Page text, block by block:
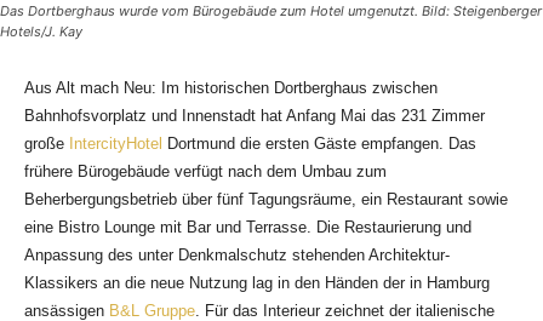
Das Dortberghaus wurde vom Bürogebäude zum Hotel umgenutzt. Bild: Steigenberger
Hotels/J. Kay
Aus Alt mach Neu: Im historischen Dortberghaus zwischen
Bahnhofsvorplatz und Innenstadt hat Anfang Mai das 231 Zimmer
große IntercityHotel Dortmund die ersten Gäste empfangen. Das
frühere Bürogebäude verfügt nach dem Umbau zum
Beherbergungsbetrieb über fünf Tagungsräume, ein Restaurant sowie
eine Bistro Lounge mit Bar und Terrasse. Die Restaurierung und
Anpassung des unter Denkmalschutz stehenden Architektur-
Klassikers an die neue Nutzung lag in den Händen der in Hamburg
ansässigen B&L Gruppe . Für das Interieur zeichnet der italienische